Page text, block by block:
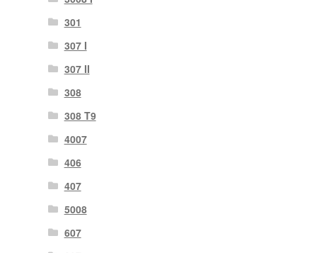
301
307 I
307 II
308
308 T9
4007
406
407
5008
607